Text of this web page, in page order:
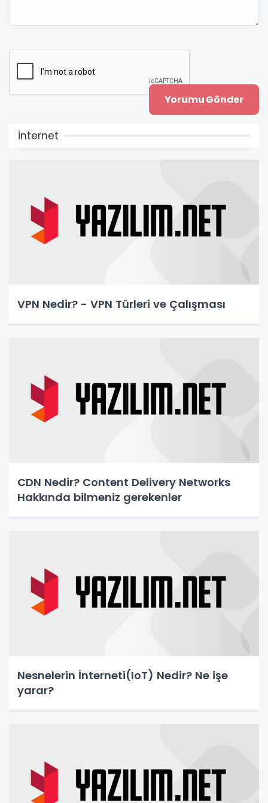
İnternet
VPN Nedir? - VPN Türleri ve Çalışması
CDN Nedir? Content Delivery Networks
Hakkında bilmeniz gerekenler
Nesnelerin İnterneti(IoT) Nedir? Ne işe
yarar?